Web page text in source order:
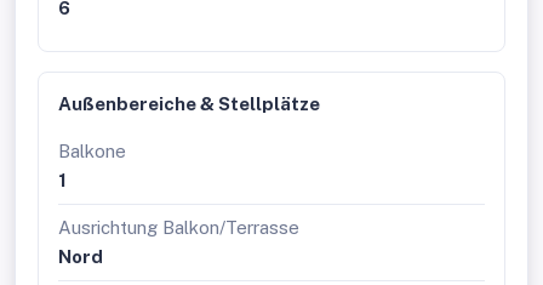
Fußbodenheizung im Erdgeschoss
Bauteilaktivierung ab dem 1. Obergeschoss
Kunststoff-Alu-Elemente mit 3-Scheiben
Isolierverglasung
Verfliesung mit großformatigem Feinsteinzeug
6
Außenbereiche & Stellplätze
Balkone
1
Ausrichtung Balkon/Terrasse
Nord